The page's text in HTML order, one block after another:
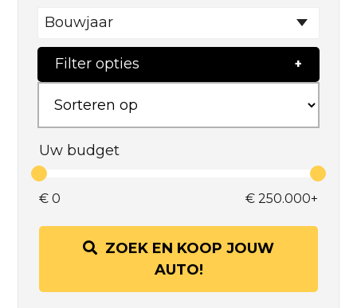
Bouwjaar
Filter opties
Uw budget
€ 0 € 250.000+
ZOEK EN KOOP JOUW
AUTO!